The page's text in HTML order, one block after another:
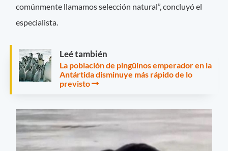
comúnmente llamamos selección natural”, concluyó el
especialista.
Leé también
La población de pingüinos emperador en la
Antártida disminuye más rápido de lo
previsto